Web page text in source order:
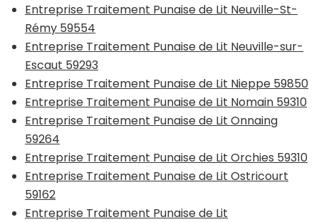
Entreprise Traitement Punaise de Lit Neuville-St-
Rémy 59554
Entreprise Traitement Punaise de Lit Neuville-sur-
Escaut 59293
Entreprise Traitement Punaise de Lit Nieppe 59850
Entreprise Traitement Punaise de Lit Nomain 59310
Entreprise Traitement Punaise de Lit Onnaing
59264
Entreprise Traitement Punaise de Lit Orchies 59310
Entreprise Traitement Punaise de Lit Ostricourt
59162
Entreprise Traitement Punaise de Lit